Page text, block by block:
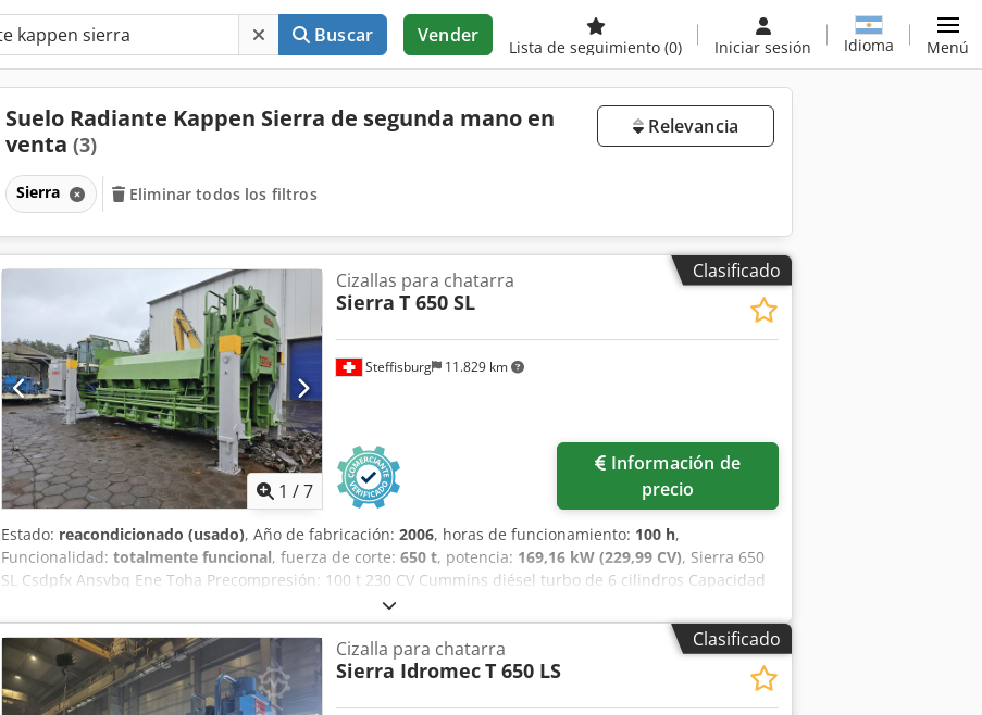
Buscar Vender
Lista de seguimiento (0) Iniciar sesión Idioma Menú
Suelo Radiante Kappen Sierra de segunda mano en
venta (3)
Relevancia
Sierra Eliminar todos los filtros
Clasificado
1 /7
Steffisburg 11.829 km
Cizallas para chatarra
Sierra T 650 SL
precio
Estado: reacondicionado (usado), Año de fabricación: 2006, horas de funcionamiento: 100 h,
Funcionalidad: totalmente funcional, fuerza de corte: 650 t, potencia: 169,16 kW (229,99 CV), Sierra 650
SL Csdpfx Ansvbq Ene Toha Precompresión: 100 t 230 CV Cummins diésel turbo de 6 cilindros Capacidad
de corte – 7 cortes por minuto con la unidad de corte vacía 4 cortes por minuto realizando cortes de 24
pulgadas Capacidad de corte – 12–16 toneladas por hora Tamaño de paca – 32" x 24" x variable Peso de la
paca – promedio 900 libras Producción de pacas – 10–13 toneladas por hora Tamaño del paquete – 32" x
24" x variable
Clasificado
Cizalla para chatarra
Sierra IdromecT 650 LS